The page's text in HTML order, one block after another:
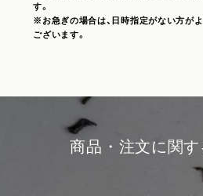
す。
※お急ぎの場合は、日時指定がない方が
ございます。
商品・注文に関